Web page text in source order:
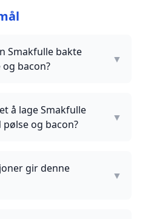
Smakfulle bakte
bacon?
▼
å lage Smakfulle
og bacon?
▼
gir denne
▼